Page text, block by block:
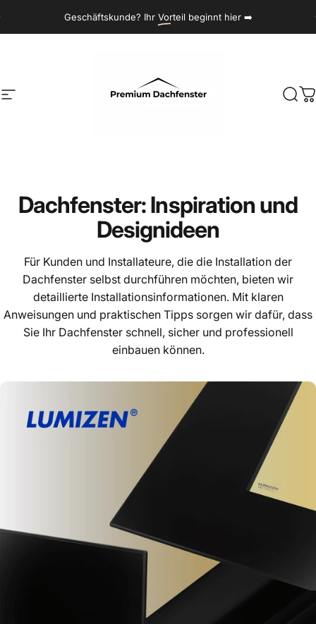
Geschäftskunde? Ihr Vorteilbeginnt hier ➡️
Seitenavigation Premium Dachfenstern
Dachfenster:Inspiration und
Designideen
Für Kunden und Installateure, die die Installation der
Dachfenster selbst durchführen möchten, bieten wir
detaillierte Installationsinformationen. Mit klaren
Anweisungen und praktischen Tipps sorgen wir dafür, dass
Sie Ihr Dachfenster schnell, sicher und professionell
einbauen können.